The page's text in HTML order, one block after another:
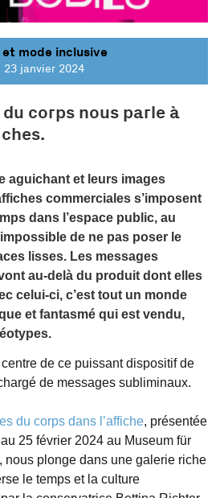
mode inclusive
23 janvier 2024
du corps nous parle à
aguichant et leurs images
commerciales s’imposent
dans l’espace public, au
de ne pas poser le
lisses. Les messages
au-delà du produit dont elles
celui-ci, c’est tout un monde
et fantasmé qui est vendu,
de ce puissant dispositif de
de messages subliminaux.
du corps dans l’affiche, présentée
25 février 2024 au Museum für
nous plonge dans une galerie riche
le temps et la culture